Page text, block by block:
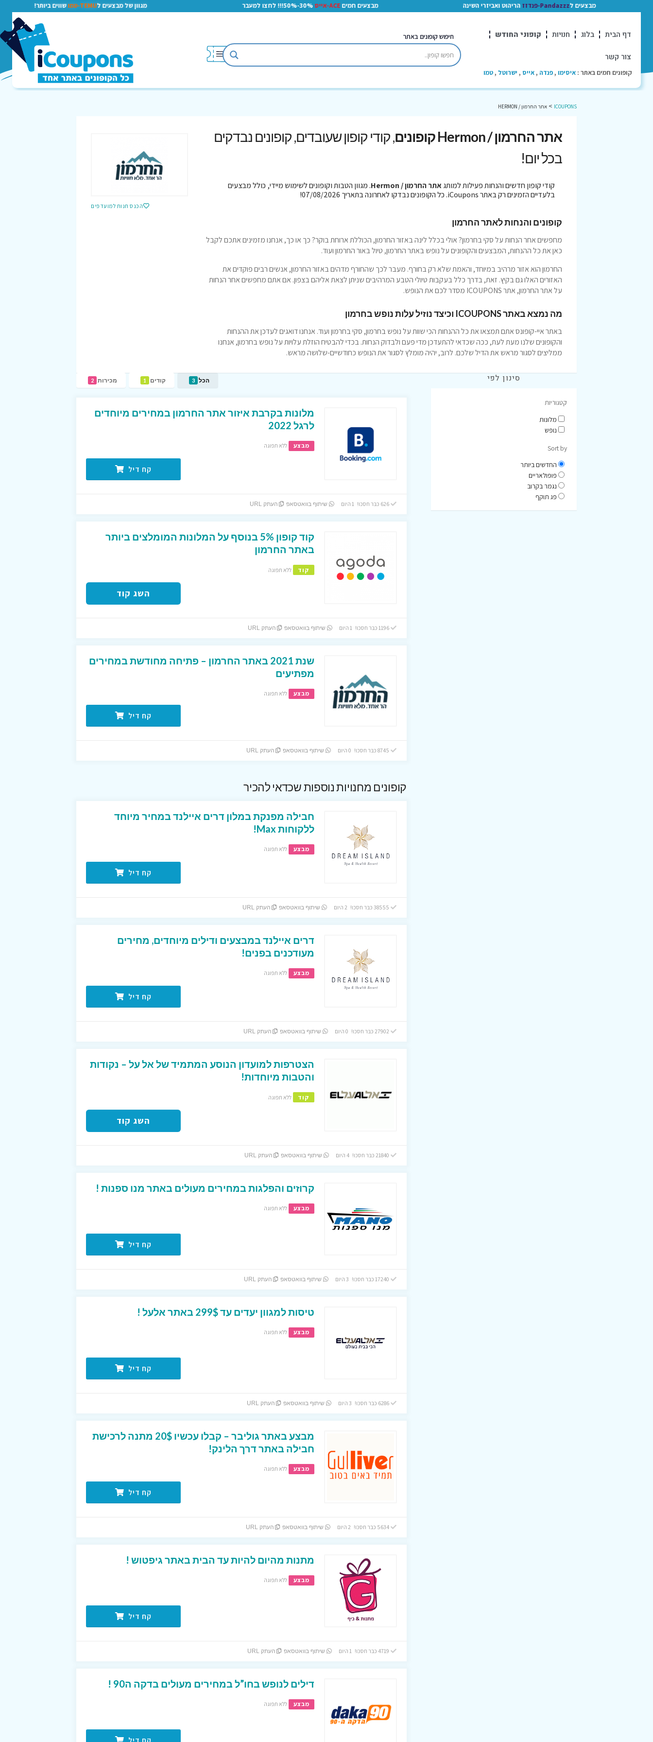
מבצעים לPandazzz-פנדזז הריהוט ואביזרי השינה מבצעים חמיםACE-אייס 30%-50%!!! לחצו למעבר מגוון של מבצעים לTEMU-טמו שווים ביותר!
דף הבית בלוג חנויות קופוני החודש
צור קשר
קופונים חמים באתר : איסימו ,פנדה ,אייס , ישרוטל ,טמו
חיפוש קופונים באתר
ICOUPONS
> אתר החרמון / HERMON
הכנס חנות למועדפים
אתר החרמון / Hermon קופונים
, קודי קופון שעובדים, קופונים נבדקים
בכל יום!
קודי קופון חדשים והנחות פעילות למותגאתר החרמון / Hermon
. מגוון הטבות וקופונים לשימוש מיידי, כולל מבצעים
בלעדיים הזמינים רק באתר iCoupons. כל הקופונים נבדקו לאחרונה בתאריך 07/08/2026!
קופונים והנחות לאתר החרמון
מחפשים אחר הנחות על סקי בחרמון? אולי בכלל לינה באזור החרמון, הכוללת ארוחת בוקר? כך או כך, אנחנו מזמינים אתכם לקבל
כאן את כל ההנחות, המבצעים והקופונים על נופש באתר החרמון, טיול באור החרמון ועוד.
החרמון הוא אזור מרהיב במיוחד, והאמת שלא רק בחורף. מעבר לכך שהחורף מדהים באזור החרמון, אנשים רבים פוקדים את
האזורים האלו גם בקיץ. זאת, בדרך כלל בעקבות טיולי הטבע המרהיבים שניתן לצאת אליהם בצפון. אם אתם מחפשים אחר הנחות
על אתר החרמון, אתר ICOUPONS מסדר לכם את הנופש.
מה נמצא באתר ICOUPONS וכיצד נוזיל עלות נופש בחרמון
באתר איי-קופונס אתם תמצאו את כל ההנחות הכי שוות על נופש בחרמון, סקי בחרמון ועוד. אנחנו דואגים לעדכן את ההנחות
והקופונים שלנו מעת לעת, ככה שכדאי להתעדכן מדי פעם ולבדוק הנחות. בכדי להבטיח הוזלת עלויות על נופש בחרמון, אנחנו
ממליצים לסגור מראש את הדיל שלכם. לרוב, יהיה מומלץ לסגור את הנופש כחודשיים-שלושה מראש.
הכל 3 קודים 1 מכירות 2
מלונות בקרבת איזור אתר החרמון במחירים מיוחדים
לרגל 2022
מבצע ללא תפוגה
קח דיל
626 כבר חסכו! 1 היום שיתוף בוואטסאפ העתק URL
קוד קופון 5% בנוסף על המלונות המומלצים ביותר
באתר החרמון
קוד ללא תפוגה
השג קוד
1196 כבר חסכו! 1 היום שיתוף בוואטסאפ העתק URL
שנת 2021 באתר החרמון – פתיחה מחודשת במחירים
מפתיעים
מבצע ללא תפוגה
קח דיל
שיתוף בוואטסאפ העתק URL
קופונים מחנויות נוספות שכדאי להכיר
חבילה מפנקת במלון דרים איילנד במחיר מיוחד
ללקוחות Max!
מבצע ללא תפוגה
קח דיל
שיתוף בוואטסאפ העתק URL
דרים איילנד במבצעים ודילים מיוחדים, מחירים
מעודכנים בפנים!
מבצע ללא תפוגה
קח דיל
שיתוף בוואטסאפ העתק URL
הצטרפות למועדון הנוסע המתמיד של אל על – נקודות
והטבות מיוחדות!
קוד ללא תפוגה
השג קוד
שיתוף בוואטסאפ העתק URL
קרוזים והפלגות במחירים מעולים באתר מנו ספנות !
מבצע ללא תפוגה
קח דיל
שיתוף בוואטסאפ העתק URL
טיסות למגוון יעדים עד 299$ באתר אלעל !
מבצע ללא תפוגה
קח דיל
6286 כבר חסכו! 3 היום שיתוף בוואטסאפ העתק URL
מבצע באתר גוליבר – קבלו עכשיו 20$ מתנה לרכישת
חבילה באתר דרך הלינק!
מבצע ללא תפוגה
קח דיל
5634 כבר חסכו! 2 היום שיתוף בוואטסאפ העתק URL
מתנות מהיום להיות עד הבית באתר גיפטוש !
מבצע ללא תפוגה
קח דיל
שיתוף בוואטסאפ העתק URL
דילים לנופש בחו”ל במחירים מעולים בדקה ה90 !
מבצע ללא תפוגה
סינון לפי
קטגוריות
מלונות
נופש
Sort by
החדשים ביותר
פופולאריים
נגמר בקרוב
פג תוקף